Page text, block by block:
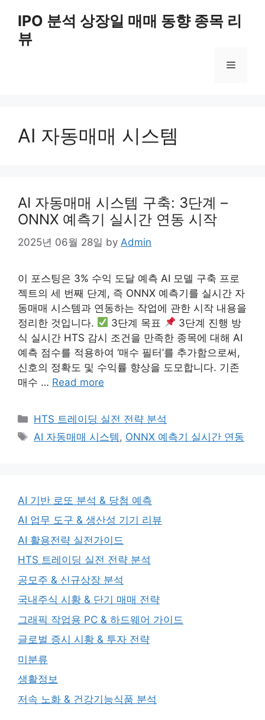
content
IPO 분석 상장일 매매 동향 종목 리
뷰
Menu
AI 자동매매 시스템
AI 자동매매 시스템 구축: 3단계 –
ONNX 예측기 실시간 연동 시작
2025년 06월 28일 by Admin
이 포스팅은 3% 수익 도달 예측 AI 모델 구축 프로
젝트의 세 번째 단계, 즉 ONNX 예측기를 실시간 자
동매매 시스템과 연동하는 작업에 관한 시작 내용을
정리한 것입니다.
3단계 목표
3단계 진행 방
식 실시간 HTS 감시 조건을 만족한 종목에 대해 AI
예측 점수를 적용하여 ‘매수 필터’를 추가함으로써,
신호의 정확도 및 수익률 향상을 도모합니다. 기존
매수 … Read more
Categories
HTS 트레이딩 실전 전략 분석
Tags
AI 자동매매 시스템 , ONNX 예측기 실시간 연동
AI 기반 로또 분석 & 당첨 예측
AI 업무 도구 & 생산성 기기 리뷰
AI 활용전략 실전가이드
HTS 트레이딩 실전 전략 분석
공모주 & 신규상장 분석
국내주식 시황 & 단기 매매 전략
그래픽 작업용 PC & 하드웨어 가이드
글로벌 증시 시황 & 투자 전략
미분류
생활정보
저속 노화 & 건강기능식품 분석